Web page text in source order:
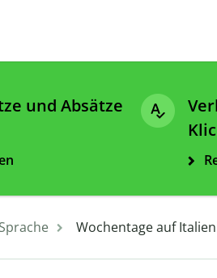
und Absätze
Wochentage auf